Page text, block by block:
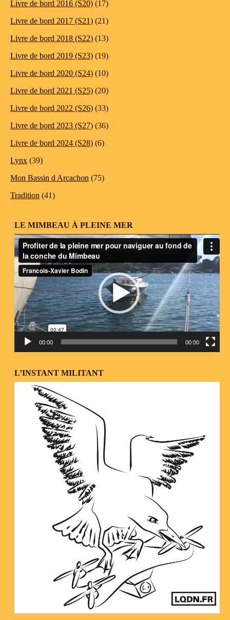
Livre de bord 2016 (S20) (17)
Livre de bord 2017 (S21) (21)
Livre de bord 2018 (S22) (13)
Livre de bord 2019 (S23) (19)
Livre de bord 2020 (S24) (10)
Livre de bord 2021 (S25) (20)
Livre de bord 2022 (S26) (33)
Livre de bord 2023 (S27) (36)
Livre de bord 2024 (S28) (6)
Lynx (39)
Mon Bassin d Arcachon (75)
Tradition (41)
LE MIMBEAU À PLEINE MER
Lecteur
vidéo
00:00 00:00
L’INSTANT MILITANT